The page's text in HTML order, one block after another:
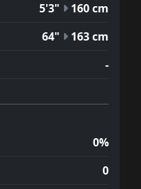
5'3"
160 cm
64"
163 cm
-
0%
0